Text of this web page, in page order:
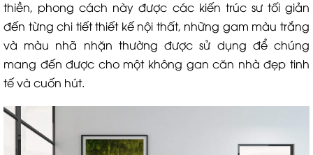
thiền, phong cách này được các kiến trúc sư tối giản
đến từng chi tiết thiết kế nội thất, những gam màu trắng
và màu nhã nhặn thường được sử dụng để chúng
mang đến được cho một không gan căn nhà đẹp tinh
tế và cuốn hút.